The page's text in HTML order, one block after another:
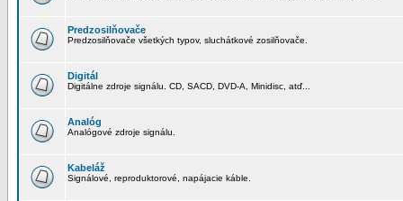
Predzosilňovače
Predzosilňovače všetkých typov, sluchátkové zosilňovače.
Digitál
Digitálne zdroje signálu. CD, SACD, DVD-A, Minidisc, atď...
Analóg
Analógové zdroje signálu.
Kabeláž
Signálové, reproduktorové, napájacie káble.